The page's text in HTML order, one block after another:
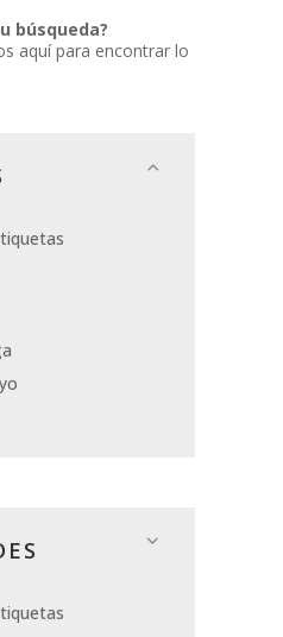
búsqueda?
aquí para encontrar lo